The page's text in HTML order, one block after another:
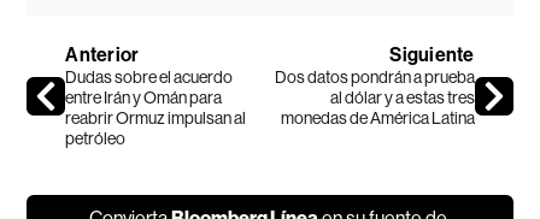
Anterior
Dudas sobre el acuerdo
entre Irán y Omán para
reabrir Ormuz impulsan al
petróleo
Siguiente
Dos datos pondrán a prueba
al dólar y a estas tres
monedas de América Latina